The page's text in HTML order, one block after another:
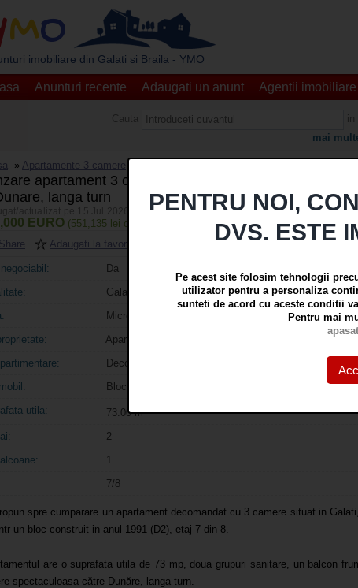
MO
imobiliare din Galati si Braila - YMO
Anunturi recente Adaugati un anunt Agentii imobiliare
Cauta
in
mai
» Apartamente 3 camere
apartament 3 camere dec in Galati, Micro 21, cu
langa turn
actualizat pe 15 Jul 2026 | Accesari: 2916 | Nr. anunt: 3905
EURO (551,135 lei curs BNR 08.08.2026)
Share
Adaugati la favorite
Da
Galati
Micro 21
Apartament 3camere
Decomandat
Bloc de apartamente
utila:
73.00 m
2
1
7/8
spre cumparare un apartament decomandat cu 3 camere situat in
un bloc construit in anul 1991 (D2), etaj 7 din 8.
are o suprafata utila de 73 mp, doua grupuri sanitare, un balcon
spectaculoasa către Dunăre, langa turn.
PENTRU NOI,
DVS. ESTE
Pe acest site folosim tehnologii
utilizator pentru a personaliza
sunteti de acord cu aceste conditii
Pentru mai